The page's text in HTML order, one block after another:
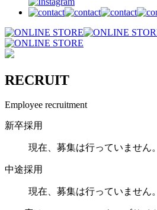
RECRUIT
Employee recruitment
新卒採用
現在、募集は行っていません。
中途採用
現在、募集は行っていません。